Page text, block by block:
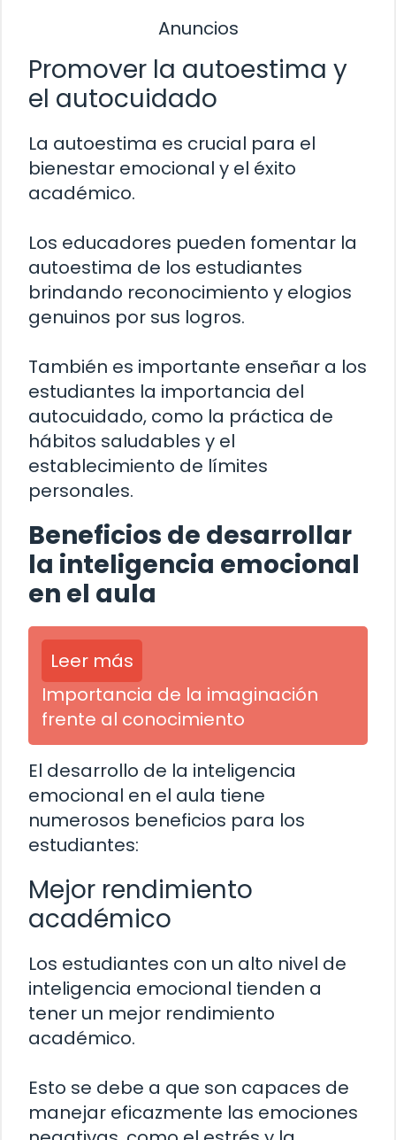
Anuncios
Promover la autoestima y
el autocuidado
La autoestima es crucial para el
bienestar emocional y el éxito
académico.
Los educadores pueden fomentar la
autoestima de los estudiantes
brindando reconocimiento y elogios
genuinos por sus logros.
También es importante enseñar a los
estudiantes la importancia del
autocuidado, como la práctica de
hábitos saludables y el
establecimiento de límites
personales.
Beneficios de desarrollar
la inteligencia emocional
en el aula
Leer más
Importancia de la imaginación
frente al conocimiento
El desarrollo de la inteligencia
emocional en el aula tiene
numerosos beneficios para los
estudiantes:
Mejor rendimiento
académico
Los estudiantes con un alto nivel de
inteligencia emocional tienden a
tener un mejor rendimiento
académico.
Esto se debe a que son capaces de
manejar eficazmente las emociones